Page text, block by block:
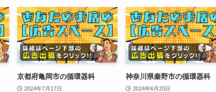
京都府亀岡市の循環器科
2024年7月17日
神奈川県秦野市の循環器科
2024年6月20日